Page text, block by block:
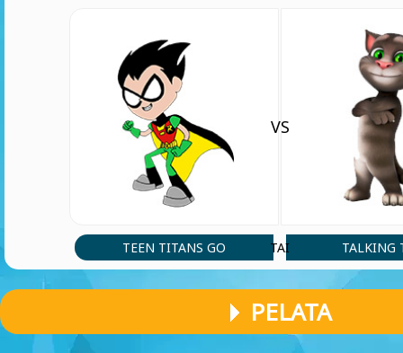
TEEN TITANS GO
VS
TAI TALKING
PELATA